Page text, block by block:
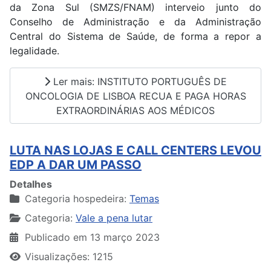
da Zona Sul (SMZS/FNAM) interveio junto do
Conselho de Administração e da Administração
Central do Sistema de Saúde, de forma a repor a
legalidade.
Ler mais: INSTITUTO PORTUGUÊS DE
ONCOLOGIA DE LISBOA RECUA E PAGA HORAS
EXTRAORDINÁRIAS AOS MÉDICOS
LUTA NAS LOJAS E CALL CENTERS LEVOU
EDP A DAR UM PASSO
Detalhes
Categoria hospedeira: Temas
Categoria: Vale a pena lutar
Publicado em 13 março 2023
Visualizações: 1215